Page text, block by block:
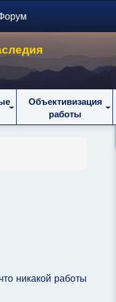
Объективизация
работы
никакой работы